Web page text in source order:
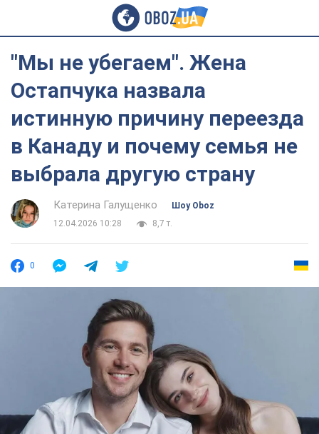
"Мы не убегаем". Жена
Остапчука назвала
истинную причину переезда
в Канаду и почему семья не
выбрала другую страну
Катерина Галущенко
Шоу Oboz
12.04.2026 10:28
8,7 т.
0